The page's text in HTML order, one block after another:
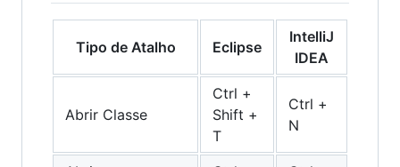
Tipo de Atalho Eclipse
IntelliJ
IDEA
Abrir Classe
Ctrl +
Shift +
T
Ctrl +
N